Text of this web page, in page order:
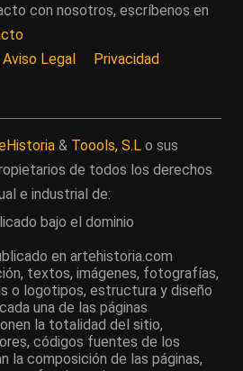
con nosotros, escríbenos en
Aviso Legal Privacidad
& Toools, S.L o sus
de todos los derechos
e industrial de:
bajo el dominio
en artehistoria.com
textos, imágenes, fotografías,
o logotipos, estructura y diseño
una de las páginas
la totalidad del sitio,
códigos fuentes de los
la composición de las páginas,